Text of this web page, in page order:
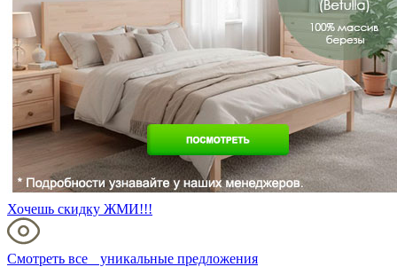
Хочешь скидку ЖМИ!!!
Смотреть все уникальные предложения